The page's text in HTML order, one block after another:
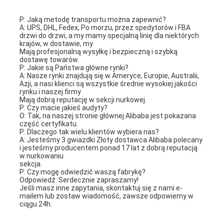
P: Jaką metodę transportu można zapewnić?
A: UPS, DHL, Fedex, Po morzu, przez spedytorów i FBA
drzwi do drzwi, a my mamy specjalną linię dla niektórych
krajów, w dostawie, my
Mają profesjonalną wysyłkę i bezpieczną i szybką
dostawę towarów.
P: Jakie są Państwa główne rynki?
A: Nasze rynki znajdują się w Ameryce, Europie, Australii,
Azji, a nasi klienci są wszystkie średnie wysokiej jakości
rynku i naszej firmy
Mają dobrą reputację w sekcji nurkowej.
P: Czy macie jakieś audyty?
O: Tak, na naszej stronie głównej Alibaba jest pokazana
część certyfikatu.
P: Dlaczego tak wielu klientów wybiera nas?
A: Jesteśmy 3 gwiazdki Złoty dostawca Alibaba polecany
i jesteśmy producentem ponad 17 lat z dobrą reputacją
w nurkowaniu
sekcja.
P: Czy mogę odwiedzić waszą fabrykę?
Odpowiedź: Serdecznie zapraszamy!
Jeśli masz inne zapytania, skontaktuj się z nami e-
mailem lub zostaw wiadomość, zawsze odpowiemy w
ciągu 24h.